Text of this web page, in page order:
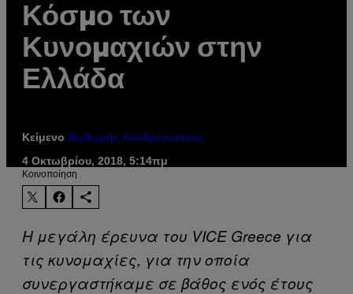
Κόσμο των
Κυνομαχιών στην
Ελλάδα
Κείμενο Θοδωρής Χονδρόγιαννος
4 Οκτωβρίου, 2018, 5:14πμ
Kοινοποίηση
Η μεγάλη έρευνα του VICE Greece για
τις κυνομαχίες, για την οποία
συνεργαστήκαμε σε βάθος ενός έτους